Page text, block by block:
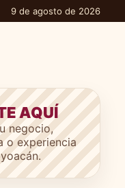
9 de agosto de 2026
AQUÍ
negocio,
o experiencia